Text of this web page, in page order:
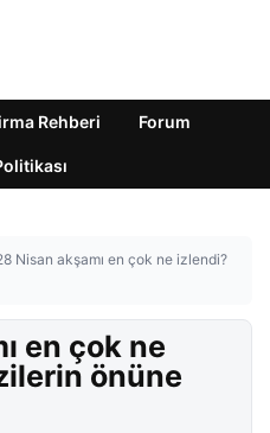
Rehberi Forum
Nisan akşamı en çok ne izlendi?
en çok ne
önüne